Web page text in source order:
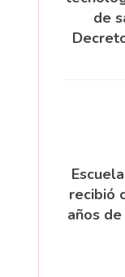
de
recibió
años